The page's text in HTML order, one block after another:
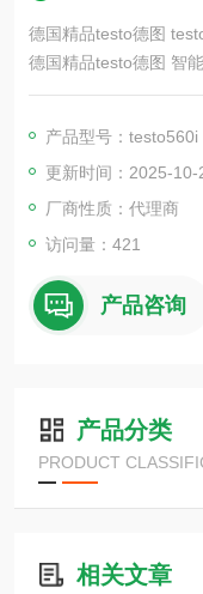
德国精品testo德图
德国精品testo德图 智
一款高精度台式温湿
室、实验室和洁净室。
产品型号：testo560i
更新时间：2025-10-
厂商性质：代理商
访问量：421
产品咨询
产品分类
PRODUCT
相关文章